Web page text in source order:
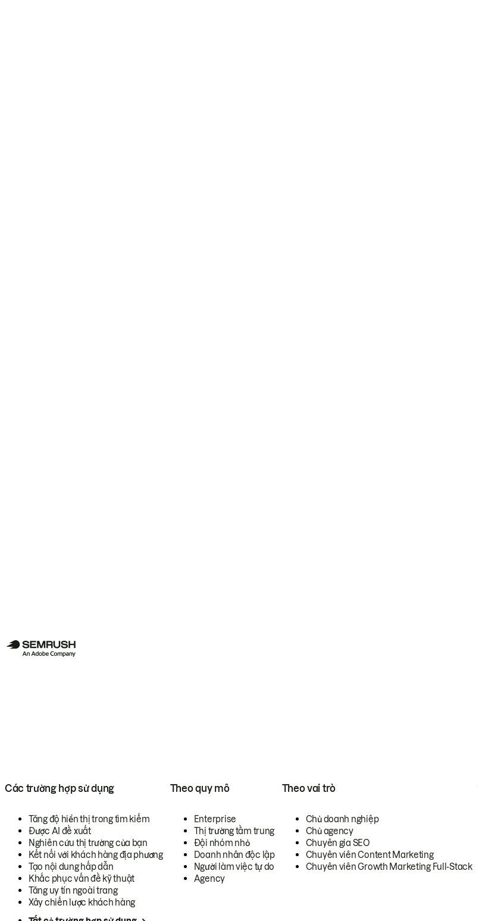
Các trường hợp sử dụng
Tăng độ hiển thị trong tìm kiếm
Được AI đề xuất
Nghiên cứu thị trường của bạn
Kết nối với khách hàng địa phương
Tạo nội dung hấp dẫn
Khắc phục vấn đề kỹ thuật
Tăng uy tín ngoài trang
Xây chiến lược khách hàng
Theo quy mô
Enterprise
Thị trường tầm trung
Đội nhóm nhỏ
Doanh nhân độc lập
Người làm việc tự do
Agency
Theo vai trò
Chủ doanh nghiệp
Chủ agency
Chuyên gia SEO
Chuyên viên Content Marketing
Chuyên viên Growth Marketing Full-Stack